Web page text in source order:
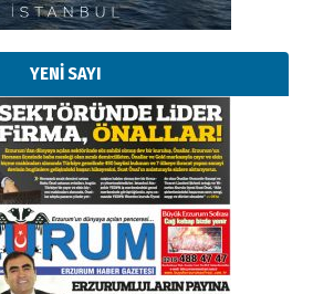
YENİ SAYI
2026 Pazartesi
ERKON’da
taşırken,
aşağı
bir şehir, bir
Dizginler kimin
Salı